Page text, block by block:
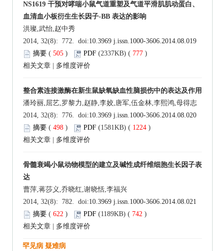
NS1619 干预对哮喘小鼠气道重塑及气道平滑肌肌动蛋白、
血清血小板衍生生长因子-BB 表达的影响
洪璨,武怡,赵中秀
2014, 32(8): 772. doi:10.3969 j.issn.1000-3606.2014.08.019
摘要 ( 505 ) PDF (2337KB) ( 777 )
相关文章
多维度评价
整合素连接激酶在新生鼠缺氧缺血性脑损伤中的表达及作用
潘玲丽,屈艺,罗黎力,赵静,李姣,唐军,伍金林,李熙鸿,母得志
2014, 32(8): 776. doi:10.3969 j.issn.1000-3606.2014.08.020
摘要 ( 498 ) PDF (1581KB) ( 1224 )
相关文章
多维度评价
骨髓衰竭小鼠动物模型的建立及碱性成纤维细胞生长因子表
达
曹萍,蒋莎义,乔晓红,谢晓恬,李福兴
2014, 32(8): 782. doi:10.3969 j.issn.1000-3606.2014.08.021
摘要 ( 622 ) PDF (1189KB) ( 742 )
相关文章
多维度评价
罕见病 疑难病